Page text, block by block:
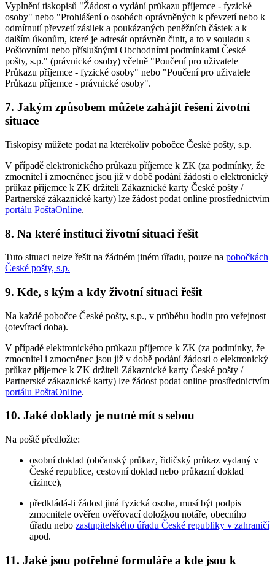
Vyplnění tiskopisů "Žádost o vydání průkazu příjemce - fyzické
osoby" nebo "Prohlášení o osobách oprávněných k převzetí nebo k
odmítnutí převzetí zásilek a poukázaných peněžních částek a k
dalším úkonům, které je adresát oprávněn činit, a to v souladu s
Poštovními nebo příslušnými Obchodními podmínkami České
pošty, s.p." (právnické osoby) včetně "Poučení pro uživatele
Průkazu příjemce - fyzické osoby" nebo "Poučení pro uživatele
Průkazu příjemce - právnické osoby".
7. Jakým způsobem můžete zahájit řešení životní
situace
Tiskopisy můžete podat na kterékoliv pobočce České pošty, s.p.
V případě elektronického průkazu příjemce k ZK (za podmínky, že
zmocnitel i zmocněnec jsou již v době podání žádosti o elektronický
průkaz příjemce k ZK držiteli Zákaznické karty České pošty /
Partnerské zákaznické karty) lze žádost podat online prostřednictvím
portálu PoštaOnline.
8. Na které instituci životní situaci řešit
Tuto situaci nelze řešit na žádném jiném úřadu, pouze na pobočkách
České pošty, s.p.
9. Kde, s kým a kdy životní situaci řešit
Na každé pobočce České pošty, s.p., v průběhu hodin pro veřejnost
(otevírací doba).
V případě elektronického průkazu příjemce k ZK (za podmínky, že
zmocnitel i zmocněnec jsou již v době podání žádosti o elektronický
průkaz příjemce k ZK držiteli Zákaznické karty České pošty /
Partnerské zákaznické karty) lze žádost podat online prostřednictvím
portálu PoštaOnline.
10. Jaké doklady je nutné mít s sebou
Na poště předložte:
osobní doklad (občanský průkaz, řidičský průkaz vydaný v
České republice, cestovní doklad nebo průkazní doklad
cizince),
předkládá-li žádost jiná fyzická osoba, musí být podpis
zmocnitele ověřen ověřovací doložkou notáře, obecního
úřadu nebo zastupitelského úřadu České republiky v zahraničí
apod.
11. Jaké jsou potřebné formuláře a kde jsou k